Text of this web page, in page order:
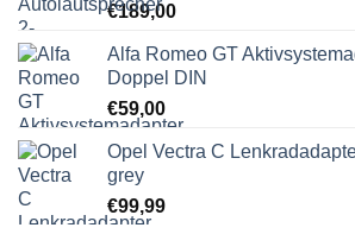
€189,00
Alfa Romeo GT
Doppel DIN
€59,00
Opel Vectra C
grey
€99,99